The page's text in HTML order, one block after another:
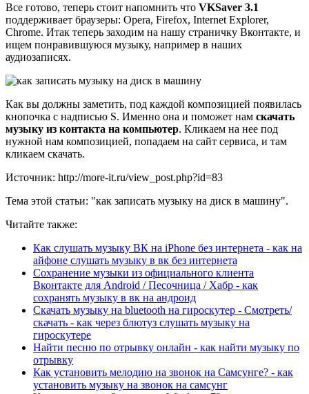
Все готово, теперь стоит напомнить что VKSaver 3.1
поддерживает браузеры: Opera, Firefox, Internet Explorer,
Chrome. Итак теперь заходим на нашу страничку Вконтакте, и
ищем понравившуюся музыку, например в наших
аудиозаписях.
Как вы должны заметить, под каждой композицией появилась
кнопочка с надписью S. Именно она и поможет нам скачать
музыку из контакта на компьютер. Кликаем на нее под
нужной нам композицией, попадаем на сайт сервиса, и там
кликаем скачать.
Источник: http://more-it.ru/view_post.php?id=83
Тема этой статьи: "как записать музыку на диск в машину".
Читайте также:
Как слушать музыку ВК на iPhone без интернета - как на
айфоне слушать музыку в вк без интернета
Сохранение музыки из официального клиента
Вконтакте для Android / Песочница / Хабр - как
сохранять музыку в вк на андроид
Скачать музыку на bluetooth на гироскутер - Смотреть/
скачать - как через блютуз слушать музыку на
гироскутере
Найти песню по отрывку онлайн - как найти музыку по
отрывку
Как установить мелодию на звонок на Самсунге? - как
установить музыку на звонок на самсунг